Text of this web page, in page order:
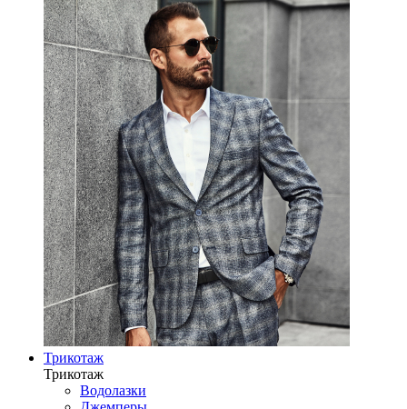
Трикотаж
Трикотаж
Водолазки